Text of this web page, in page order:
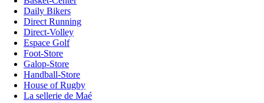
Daily Bikers
Direct Running
Direct-Volley
Espace Golf
Foot-Store
Galop-Store
Handball-Store
House of Rugby
La sellerie de Maé